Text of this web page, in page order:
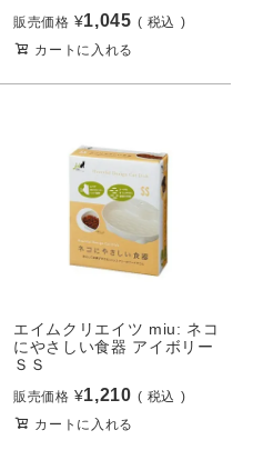
販売価格 ¥1,045
税込
カートに入れる
エイムクリエイツ miu: ネコ
にやさしい食器 アイボリー
ＳＳ
販売価格 ¥1,210
税込
カートに入れる